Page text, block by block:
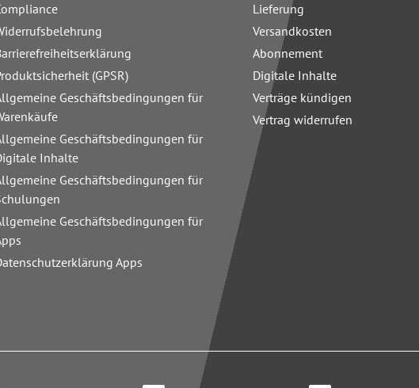
(GPSR)
Geschäftsbedingungen für
Geschäftsbedingungen für
Inhalte
Geschäftsbedingungen für
Geschäftsbedingungen für
Apps
Lieferung
Versandkosten
Abonnement
Digitale Inhalte
Verträge kündigen
Vertrag widerrufen